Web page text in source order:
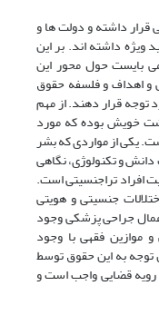
داشته و دولت ها و
ویژه داشته اند. بر این
بایست حول محور این
و اهداف و فلسفه حقوق
توجه قرار دهند. از مهم
خویش بوده که مورد
یکی از مواردی که بشر
دانش و تکنولوژی، نگاهی
افراد تراجنسیتی است.
جنسیتی و هویتی
جراحی پزشکی وجود
و موازین فقهی با وجود
توجه به این حقوق توسط
رویه قضایی واجب است و